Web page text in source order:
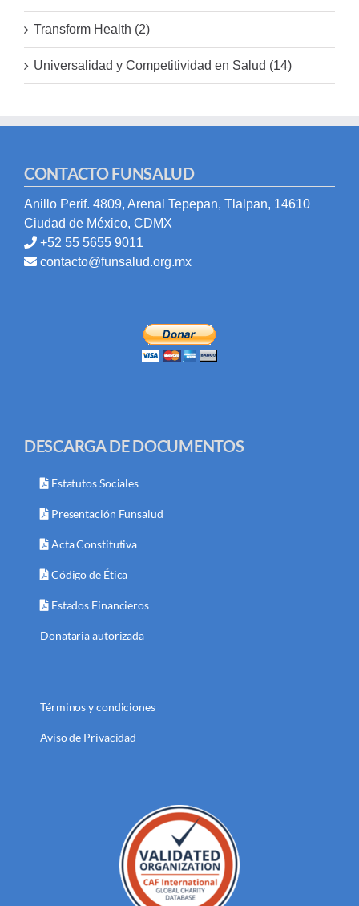
Transform Health (2)
Universalidad y Competitividad en Salud (14)
CONTACTO FUNSALUD
Anillo Perif. 4809, Arenal Tepepan, Tlalpan, 14610
Ciudad de México, CDMX
+52 55 5655 9011
contacto@funsalud.org.mx
DESCARGA DE DOCUMENTOS
Estatutos Sociales
Presentación Funsalud
Acta Constitutiva
Código de Ética
Estados Financieros
Donataria autorizada
Términos y condiciones
Aviso de Privacidad